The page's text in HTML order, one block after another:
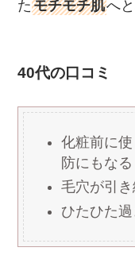
たモチモチ肌へ
40代の口コミ
化粧前に
防にもなる
毛穴が引
ひたひた